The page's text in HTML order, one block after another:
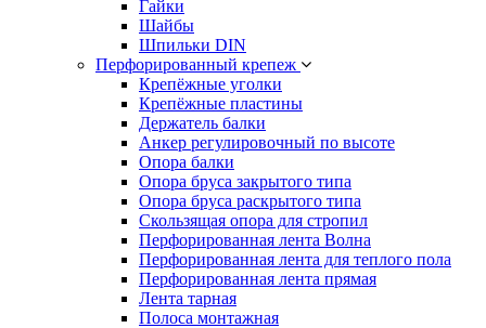
Гайки
Шайбы
Шпильки DIN
Перфорированный крепеж
Крепёжные уголки
Крепёжные пластины
Держатель балки
Анкер регулировочный по высоте
Опора балки
Опора бруса закрытого типа
Опора бруса раскрытого типа
Скользящая опора для стропил
Перфорированная лента Волна
Перфорированная лента для теплого пола
Перфорированная лента прямая
Лента тарная
Полоса монтажная